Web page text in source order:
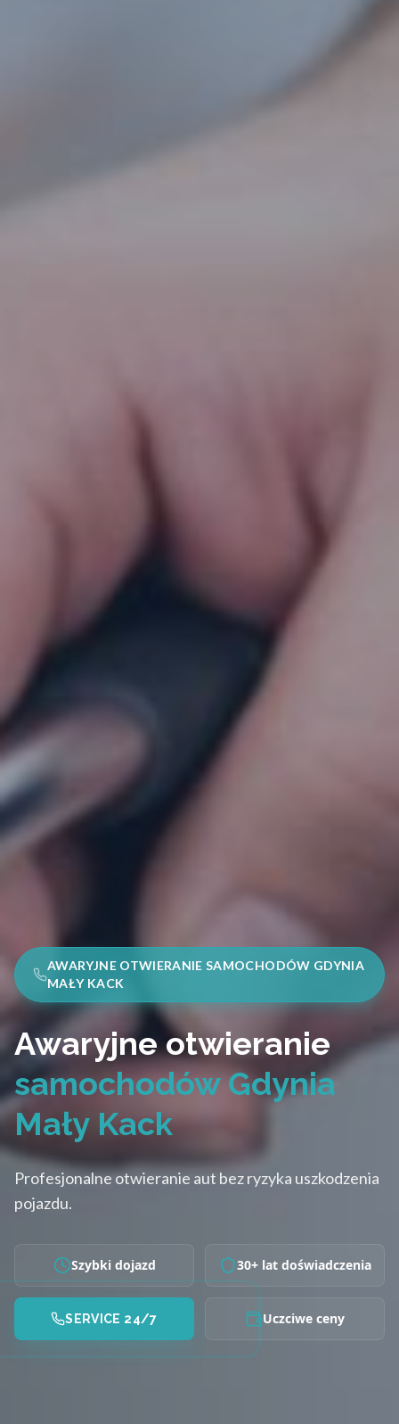
AWARYJNE OTWIERANIE SAMOCHODÓW GDYNIA
MAŁY KACK
Awaryjne otwieranie
samochodów Gdynia
Mały Kack
Profesjonalne otwieranie aut bez ryzyka uszkodzenia
pojazdu.
Szybki dojazd 30+ lat doświadczenia
SERVICE 24/7 Uczciwe ceny